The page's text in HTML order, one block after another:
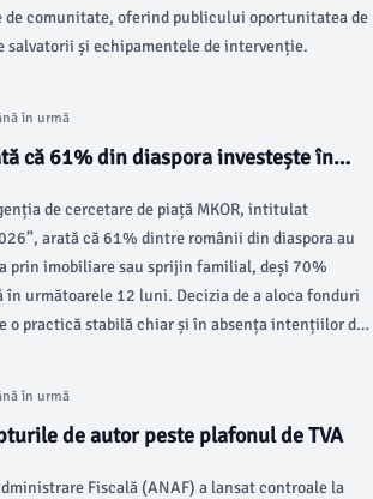
de comunitate, oferind publicului oportunitatea de
salvatorii și echipamentele de intervenție.
în urmă
că 61% din diaspora investește în
de cercetare de piață MKOR, intitulat
arată că 61% dintre românii din diaspora au
prin imobiliare sau sprijin familial, deși 70%
în următoarele 12 luni. Decizia de a aloca fonduri
o practică stabilă chiar și în absența intențiilor de
în urmă
de autor peste plafonul de TVA
Fiscală (ANAF) a lansat controale la